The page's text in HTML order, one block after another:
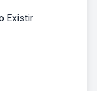
Existir